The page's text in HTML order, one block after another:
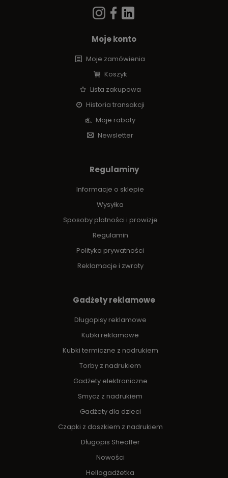
Moje konto
Moje zamówienia
Koszyk
Lista zakupowa
Historia transakcji
Moje rabaty
Newsletter
Regulaminy
Informacje o sklepie
Wysyłka
Sposoby płatności i prowizje
Regulamin
Polityka prywatności
Reklamacje i zwroty
Gadżety reklamowe
Długopisy reklamowe
Kubki reklamowe
Kubki termiczne z nadrukiem
Torby z nadrukiem
Gadżety elektroniczne
Smycz z nadrukiem
Gadżety dla dzieci
Czapki z daszkiem z nadrukiem
Długopis Sheaffer
Nowości
Hellogadżetka